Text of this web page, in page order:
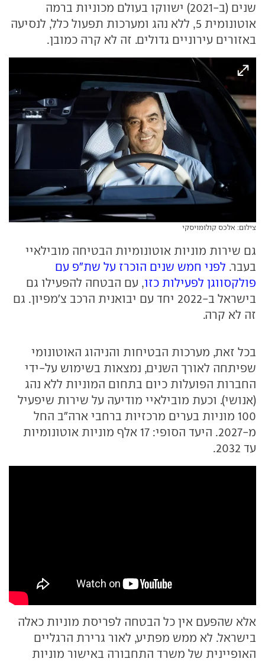
שנים (ב-2021) ישווקו בעולם מכוניות ברמה
אוטונומית 5, ללא נהג ומערכות תפעול כלל, לנסיעה
באזורים עירוניים גדולים. זה לא קרה כמובן.
צילום: אלכס קולומויסקי
גם שירות מוניות אוטונומיות הבטיחה מובילאיי
בעבר. לפני חמש שנים הוכרז על שת"פ עם
פולקסווגן לפעילות כזו, עם הבטחה להפעילו גם
בישראל ב-2022 יחד עם יבואנית הרכב צ'מפיון. גם
זה לא קרה.
בכל זאת, מערכות הבטיחות והניהוג האוטונומי
שפיתחה לאורך השנים, נמצאות בשימוש על-ידי
החברות הפועלות כיום בתחום המוניות ללא נהג
(אנושי). וכעת מובילאיי מודיעה על שירות שיפעיל
100 מוניות בערים מרכזיות ברחבי ארה"ב החל
מ-2027. היעד הסופי: 17 אלף מוניות אוטונומיות
עד 2032.
אלא שהפעם אין כל הבטחה לפריסת מוניות כאלה
בישראל. לא ממש מפתיע, לאור גרירת הרגליים
האופיינית של משרד התחבורה באישור מוניות